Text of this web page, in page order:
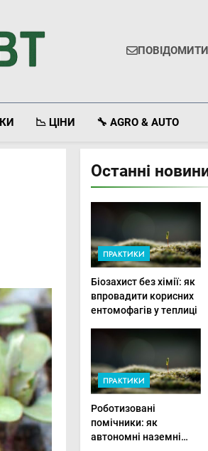
📉 ЦІНИ 🔧 AGRO & AUTO
Останні
ПРАКТИКИ
Біозахист без хімії: як
впровадити корисних
ентомофагів у теплиці
ПРАКТИКИ
Роботизовані
помічники: як
автономні наземні